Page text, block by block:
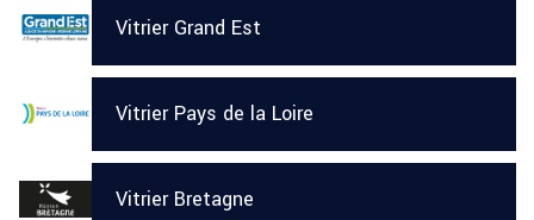
Vitrier Grand Est
Vitrier Pays de la Loire
Vitrier Bretagne